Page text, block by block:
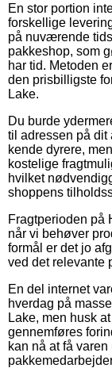
En stor portion
forskellige
på nuværende
pakkeshop, som
har tid. Metoden
den prisbilligste
Lake.
Du burde
til adressen på dit
kende dyrere,
kostelige
hvilket
shoppens
Fragtperioden på
når vi behøver
formål er det jo
ved det relevante
En del internet
hverdag på
Lake, men husk
gennemføres
kan nå at få